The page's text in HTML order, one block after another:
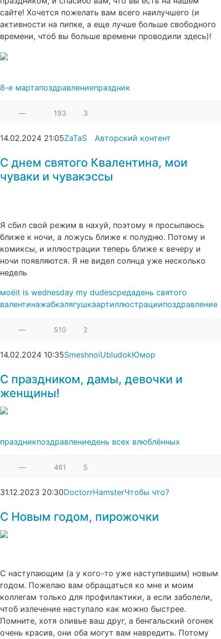
сайте! Хочется пожелать вам всего наилучшего (и
активности на пипке, а еще лучше больше свободного
времени, чтоб вы больше времени проводили здесь)!
8-е мартапоздравлениепраздник
— 193 3
14.02.2024 21:05ZaTaS Авторский контент
С днем святого Квалентина, мои
чуваки и чувакэссы
Я сбил свой режим в нахуй, поэтому я просыпаюсь
ближе к ночи, а ложусь ближе к полудню. Потому и
комиксы, и иллюстрации теперь ближе к вечеру и
ночи появляются. Я не видел солнца уже несколько
недель
моёit is wednesday my dudesсредадень святого
валентинажабкалягушкаартиллюстрациипоздравление
— 510 2
14.02.2024 10:35SmeshnoiUbludokЮмор
С праздником, дамы, девочки и
женщины!
праздникпоздравлениедень всех влюблённых
— 461 5
31.12.2023 20:30DoctorrHamsterЧтобы что?
С Новым годом, пирожочки
С наступающим (а у кого-то уже наступившим) новым
годом. Пожелаю вам обращаться ко мне и моим
коллегам только для профилактики, а если заболели,
чтоб излечение наступало как можно быстрее.
Помните, хотя оливье ваш друг, а бенгальский огонек
очень красив, они оба могут вам навредить. Потому